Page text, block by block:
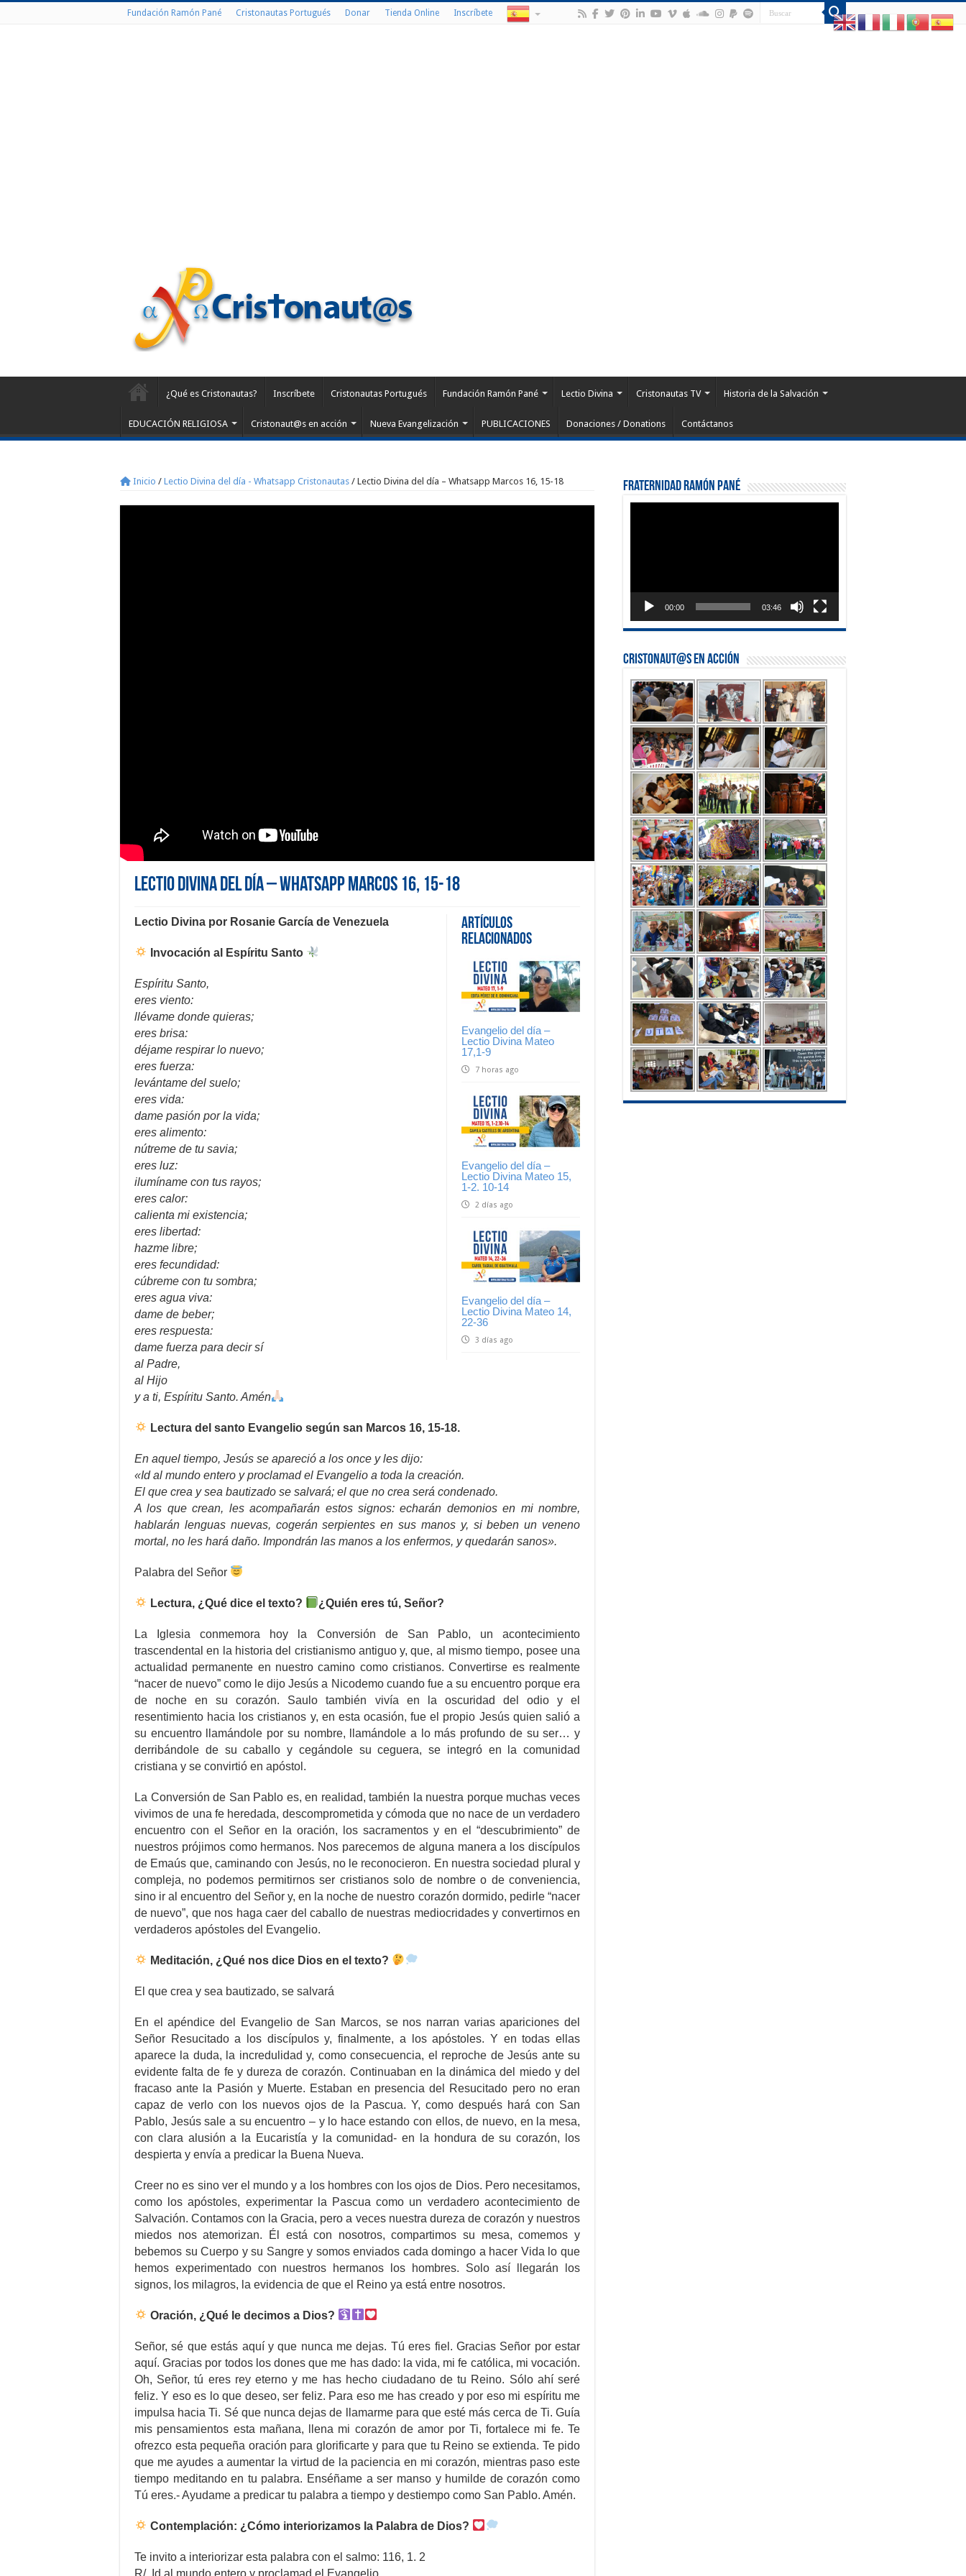
Fundación Ramón Pané Cristonautas Portugués Donar Tienda Online Inscríbete
¿Qué es Cristonautas? Inscríbete Cristonautas Portugués Fundación Ramón Pané Lectio Divina Cristonautas TV Historia de la Salvación
EDUCACIÓN RELIGIOSA Cristonaut@s en acción Nueva Evangelización PUBLICACIONES Donaciones / Donations Contáctanos
Inicio / Lectio Divina del día - Whatsapp Cristonautas / Lectio Divina del día – Whatsapp Marcos 16, 15-18
Lectio Divina del día – Whatsapp Marcos 16, 15-18
Artículos
Relacionados
Evangelio del día –
Lectio Divina Mateo
17,1-9
7 horas ago
Evangelio del día –
Lectio Divina Mateo 15,
1-2. 10-14
2 días ago
Evangelio del día –
Lectio Divina Mateo 14,
22-36
3 días ago
Lectio Divina por Rosanie García de Venezuela
Invocación al Espíritu Santo
Espíritu Santo,
eres viento:
llévame donde quieras;
eres brisa:
déjame respirar lo nuevo;
eres fuerza:
levántame del suelo;
eres vida:
dame pasión por la vida;
eres alimento:
nútreme de tu savia;
eres luz:
ilumíname con tus rayos;
eres calor:
calienta mi existencia;
eres libertad:
hazme libre;
eres fecundidad:
cúbreme con tu sombra;
eres agua viva:
dame de beber;
eres respuesta:
dame fuerza para decir sí
al Padre,
al Hijo
y a ti, Espíritu Santo. Amén
Lectura del santo Evangelio según san Marcos 16, 15-18.
En aquel tiempo, Jesús se apareció a los once y les dijo:
«Id al mundo entero y proclamad el Evangelio a toda la creación.
El que crea y sea bautizado se salvará; el que no crea será condenado.
A los que crean, les acompañarán estos signos: echarán demonios en mi nombre,
hablarán lenguas nuevas, cogerán serpientes en sus manos y, si beben un veneno
mortal, no les hará daño. Impondrán las manos a los enfermos, y quedarán sanos».
Palabra del Señor
Lectura, ¿Qué dice el texto? ¿Quién eres tú, Señor?
La Iglesia conmemora hoy la Conversión de San Pablo, un acontecimiento
trascendental en la historia del cristianismo antiguo y, que, al mismo tiempo, posee una
actualidad permanente en nuestro camino como cristianos. Convertirse es realmente
“nacer de nuevo” como le dijo Jesús a Nicodemo cuando fue a su encuentro porque era
de noche en su corazón. Saulo también vivía en la oscuridad del odio y el
resentimiento hacia los cristianos y, en esta ocasión, fue el propio Jesús quien salió a
su encuentro llamándole por su nombre, llamándole a lo más profundo de su ser… y
derribándole de su caballo y cegándole su ceguera, se integró en la comunidad
cristiana y se convirtió en apóstol.
La Conversión de San Pablo es, en realidad, también la nuestra porque muchas veces
vivimos de una fe heredada, descomprometida y cómoda que no nace de un verdadero
encuentro con el Señor en la oración, los sacramentos y en el “descubrimiento” de
nuestros prójimos como hermanos. Nos parecemos de alguna manera a los discípulos
de Emaús que, caminando con Jesús, no le reconocieron. En nuestra sociedad plural y
compleja, no podemos permitirnos ser cristianos solo de nombre o de conveniencia,
sino ir al encuentro del Señor y, en la noche de nuestro corazón dormido, pedirle “nacer
de nuevo”, que nos haga caer del caballo de nuestras mediocridades y convertirnos en
verdaderos apóstoles del Evangelio.
Meditación, ¿Qué nos dice Dios en el texto?
El que crea y sea bautizado, se salvará
En el apéndice del Evangelio de San Marcos, se nos narran varias apariciones del
Señor Resucitado a los discípulos y, finalmente, a los apóstoles. Y en todas ellas
aparece la duda, la incredulidad y, como consecuencia, el reproche de Jesús ante su
evidente falta de fe y dureza de corazón. Continuaban en la dinámica del miedo y del
fracaso ante la Pasión y Muerte. Estaban en presencia del Resucitado pero no eran
capaz de verlo con los nuevos ojos de la Pascua. Y, como después hará con San
Pablo, Jesús sale a su encuentro – y lo hace estando con ellos, de nuevo, en la mesa,
con clara alusión a la Eucaristía y la comunidad- en la hondura de su corazón, los
despierta y envía a predicar la Buena Nueva.
Creer no es sino ver el mundo y a los hombres con los ojos de Dios. Pero necesitamos,
como los apóstoles, experimentar la Pascua como un verdadero acontecimiento de
Salvación. Contamos con la Gracia, pero a veces nuestra dureza de corazón y nuestros
miedos nos atemorizan. Él está con nosotros, compartimos su mesa, comemos y
bebemos su Cuerpo y su Sangre y somos enviados cada domingo a hacer Vida lo que
hemos experimentado con nuestros hermanos los hombres. Solo así llegarán los
signos, los milagros, la evidencia de que el Reino ya está entre nosotros.
Oración, ¿Qué le decimos a Dios?
Señor, sé que estás aquí y que nunca me dejas. Tú eres fiel. Gracias Señor por estar
aquí. Gracias por todos los dones que me has dado: la vida, mi fe católica, mi vocación.
Oh, Señor, tú eres rey eterno y me has hecho ciudadano de tu Reino. Sólo ahí seré
feliz. Y eso es lo que deseo, ser feliz. Para eso me has creado y por eso mi espíritu me
impulsa hacia Ti. Sé que nunca dejas de llamarme para que esté más cerca de Ti. Guía
mis pensamientos esta mañana, llena mi corazón de amor por Ti, fortalece mi fe. Te
ofrezco esta pequeña oración para glorificarte y para que tu Reino se extienda. Te pido
que me ayudes a aumentar la virtud de la paciencia en mi corazón, mientras paso este
tiempo meditando en tu palabra. Enséñame a ser manso y humilde de corazón como
Tú eres.- Ayudame a predicar tu palabra a tiempo y destiempo como San Pablo. Amén.
Contemplación: ¿Cómo interiorizamos la Palabra de Dios?
Te invito a interiorizar esta palabra con el salmo: 116, 1. 2
R/. Id al mundo entero y proclamad el Evangelio
Fraternidad Ramón Pané
00:00 03:46
Cristonaut@s en Acción